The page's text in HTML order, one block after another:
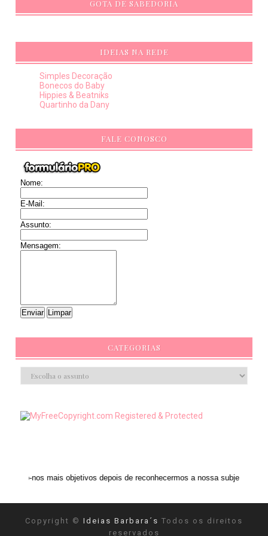
GOTA DE SABEDORIA
IDEIAS NA REDE
Simples Decoração
Bonecos do Baby
Hippies & Beatniks
Quartinho da Dany
FALE CONOSCO
Nome:
E-Mail:
Assunto:
Mensagem:
CATEGORIAS
objetivos depois de reconhecermos a nossa subjetividade." ANAIS NIN
Copyright © Ideias Barbara´s Todos os direitos
reservados